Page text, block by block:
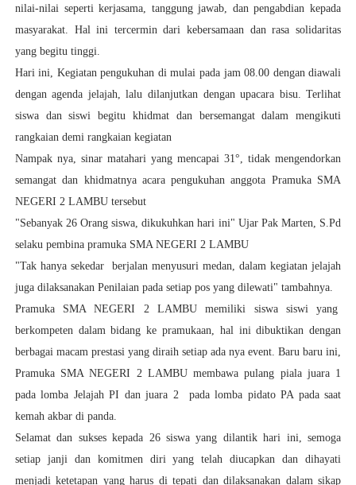
nilai-nilai seperti kerjasama, tanggung jawab, dan pengabdian kepada
masyarakat. Hal ini tercermin dari kebersamaan dan rasa solidaritas
yang begitu tinggi.
Hari ini, Kegiatan pengukuhan di mulai pada jam 08.00 dengan diawali
dengan agenda jelajah, lalu dilanjutkan dengan upacara bisu. Terlihat
siswa dan siswi begitu khidmat dan bersemangat dalam mengikuti
rangkaian demi rangkaian kegiatan
Nampak nya, sinar matahari yang mencapai 31°, tidak mengendorkan
semangat dan khidmatnya acara pengukuhan anggota Pramuka SMA
NEGERI 2 LAMBU tersebut
"Sebanyak 26 Orang siswa, dikukuhkan hari ini" Ujar Pak Marten, S.Pd
selaku pembina pramuka SMA NEGERI 2 LAMBU
"Tak hanya sekedar berjalan menyusuri medan, dalam kegiatan jelajah
juga dilaksanakan Penilaian pada setiap pos yang dilewati" tambahnya.
Pramuka SMA NEGERI 2 LAMBU memiliki siswa siswi yang
berkompeten dalam bidang ke pramukaan, hal ini dibuktikan dengan
berbagai macam prestasi yang diraih setiap ada nya event. Baru baru ini,
Pramuka SMA NEGERI 2 LAMBU membawa pulang piala juara 1
pada lomba Jelajah PI dan juara 2 pada lomba pidato PA pada saat
kemah akbar di panda.
Selamat dan sukses kepada 26 siswa yang dilantik hari ini, semoga
setiap janji dan komitmen diri yang telah diucapkan dan dihayati
menjadi ketetapan yang harus di tepati dan dilaksanakan dalam sikap